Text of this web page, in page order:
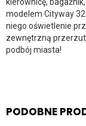
modelem Cityway
niego oświetlenie
zewnętrzną
podbój miasta!
PODOBNE